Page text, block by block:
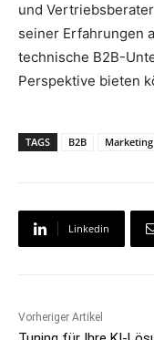
und
seiner Erfahrungen
technische B2B-
Perspektive bieten
TAGS B2B Marketing
Linkedin
Vorheriger Artikel